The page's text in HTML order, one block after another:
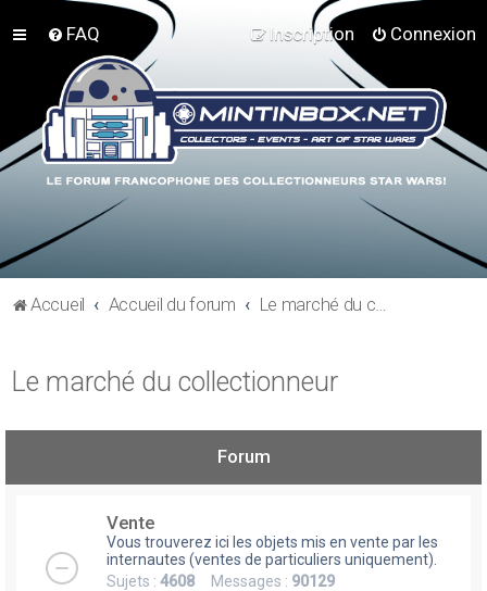
FAQ Connexion
Inscription
Accueil Accueil du forum Le marché du collectionneur
Le marché du collectionneur
Forum
Vente
Vous trouverez ici les objets mis en vente par les
internautes (ventes de particuliers uniquement).
Sujets : 4608 Messages : 90129